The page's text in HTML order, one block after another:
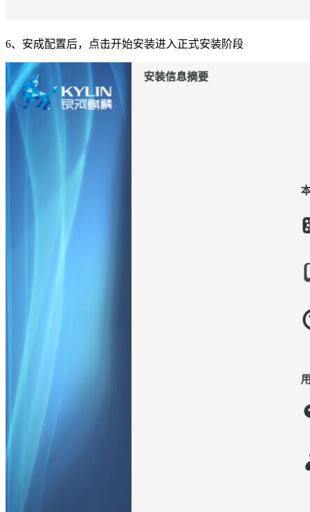
6、安成配置后，点击开始安装进入正式安装阶段